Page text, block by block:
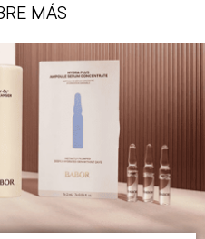
MÁS